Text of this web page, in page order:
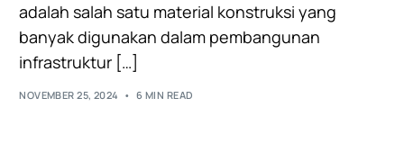
adalah salah satu material konstruksi yang
banyak digunakan dalam pembangunan
infrastruktur […]
NOVEMBER 25, 2024 6 MIN READ